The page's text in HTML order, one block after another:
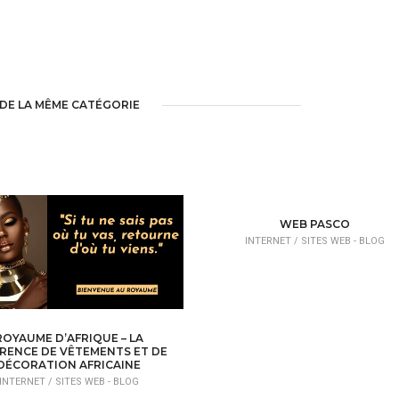
LA MÊME CATÉGORIE
D’AFRIQUE – LA
DE VÊTEMENTS ET DE
AFRICAINE
/ SITES WEB - BLOG
WEB PASCO
INTERNET / SITES WEB - BLOG